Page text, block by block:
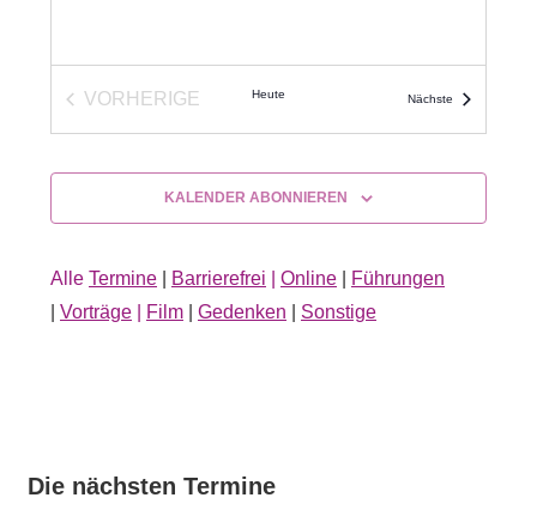
VORHERIGE
Heute Nächste
KALENDER ABONNIEREN
Alle Termine Barrierefrei Online
Führungen
Vorträge Film Gedenken Sonstige
Die nächsten Termine